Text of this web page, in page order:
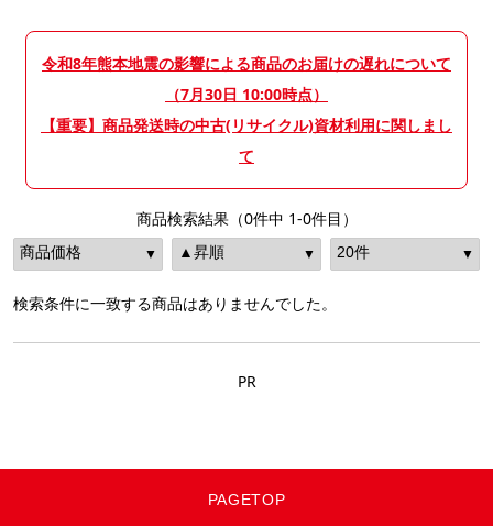
令和8年熊本地震の影響による商品のお届けの遅れについて
（7月30日 10:00時点）
【重要】商品発送時の中古(リサイクル)資材利用に関しまし
て
商品検索結果（0件中 1-0件目）
検索条件に一致する商品はありませんでした。
PR
PAGETOP